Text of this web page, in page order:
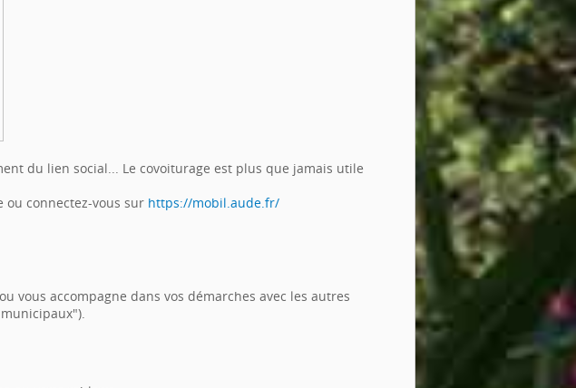
du lien social... Le covoiturage est plus que jamais utile
ou connectez-vous sur https://mobil.aude.fr/
vous accompagne dans vos démarches avec les autres